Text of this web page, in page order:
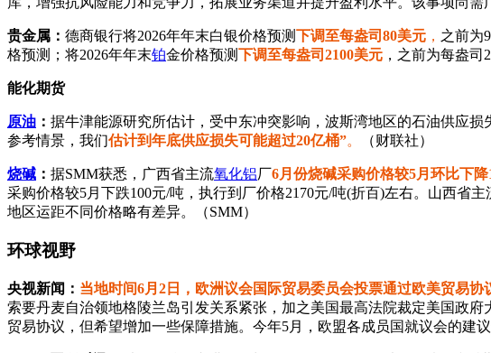
贵金属： 德商银行将2026年年末白银价格预测下调至每盎司80美元 ， 之前为
格预测；将2026年年末铂金价格预测下调至每盎司2100美元 ，之前为每盎司
能化期货
原油 ： 据牛津能源研究所估计，受中东冲突影响，波斯湾地区的石油供应损
参考情景，我们估计到年底供应损失可能超过20亿桶”。 （财联社）
烧碱 ： 据SMM获悉，广西省主流氧化铝厂6月份烧碱采购价格较5月环比下降
采购价格较5月下跌100元/吨，执行到厂价格2170元/吨(折百)左右。山西省
地区运距不同价格略有差异。（SMM）
环球视野
央视新闻： 当地时间6月2日，欧洲议会国际贸易委员会投票通过欧美贸易协
索要丹麦自治领地格陵兰岛引发关系紧张，加之美国最高法院裁定美国政
贸易协议，但希望增加一些保障措施。今年5月，欧盟各成员国就议会的建议